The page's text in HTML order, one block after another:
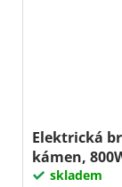
Elektrická
kámen,
skladem